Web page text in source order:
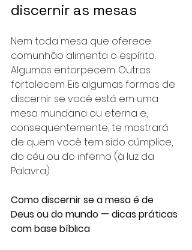
discernir as mesas
Nem toda mesa que oferece
comunhão alimenta o espírito.
Algumas entorpecem. Outras
fortalecem. Eis algumas formas de
discernir se você está em uma
mesa mundana ou eterna e,
consequentemente, te mostrará
de quem você tem sido cúmplice,
do céu ou do inferno (à luz da
Palavra):
Como discernir se a mesa é de
Deus ou do mundo — dicas práticas
com base bíblica